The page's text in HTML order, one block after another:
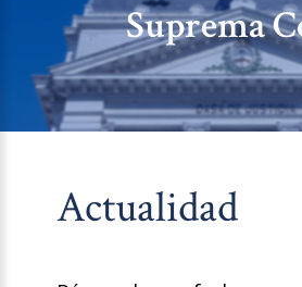
Suprema
Actualidad